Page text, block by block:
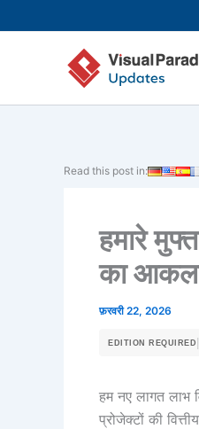
to
Read this post in:
हमारे
का
फ़रवरी 22, 2026
EDITION REQUIRED
हम नए लागत लाभ
प्रोजेक्टों की